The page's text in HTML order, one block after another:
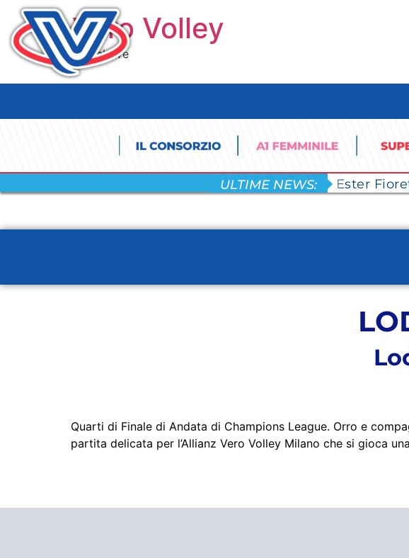
Vero Volley
#TrueLove
ULTIME NEWS: Ester
Quarti di Finale di Andata di Champions League. Orro e
partita delicata per l’Allianz Vero Volley Milano che si gioca